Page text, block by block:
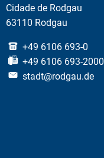
Cidade de Rodgau
63110 Rodgau
+49 6106 693-0
+49 6106 693-2000
stadt@rodgau.de